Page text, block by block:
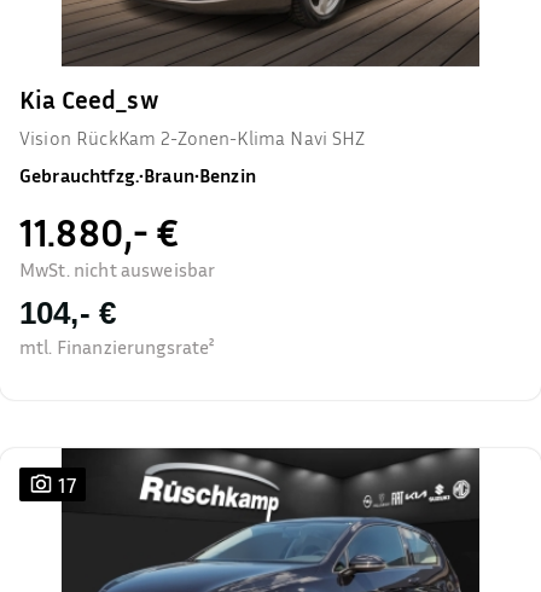
Kia Ceed_sw
Vision RückKam 2-Zonen-Klima Navi SHZ
Gebrauchtfzg.•Braun•Benzin
11.880,- €
MwSt. nicht ausweisbar
104,- €
mtl. Finanzierungsrate²
17